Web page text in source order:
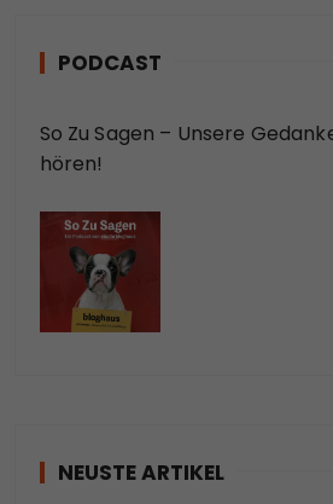
PODCAST
So Zu Sagen – Unsere
hören!
NEUSTE ARTIKEL